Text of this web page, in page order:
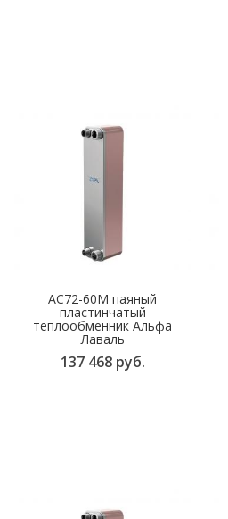
AC72-60M паяный
пластинчатый
теплообменник Альфа
Лаваль
137 468 руб.